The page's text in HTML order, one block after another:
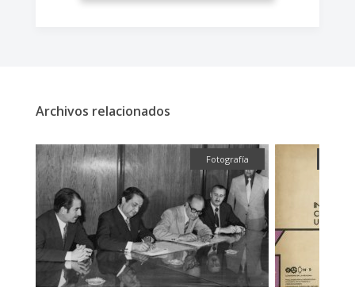
Archivos relacionados
Fotografía